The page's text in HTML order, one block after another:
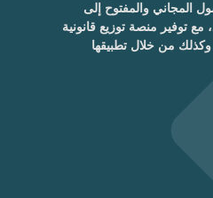
المجاني والمفتوح إلى
مع توفير منصة توزيع قانونية
من خلال تطبيقها